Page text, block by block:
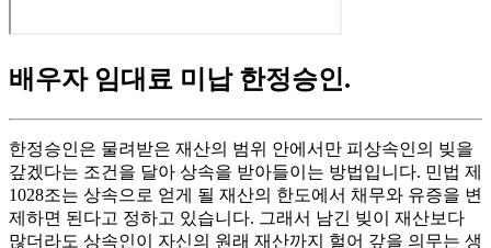
배우자 임대료 미납 한정승인.
한정승인은 물려받은 재산의 범위 안에서만 피상속인의 빚을
갚겠다는 조건을 달아 상속을 받아들이는 방법입니다. 민법 제
1028조는 상속으로 얻게 될 재산의 한도에서 채무와 유증을 변
제하면 된다고 정하고 있습니다. 그래서 남긴 빚이 재산보다
많더라도 상속인이 자신의 원래 재산까지 헐어 갚을 의무는 생